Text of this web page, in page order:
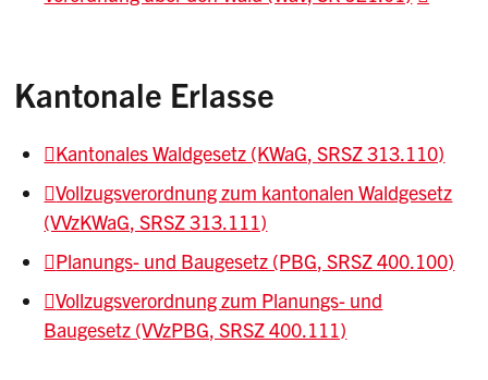
Kantonale Erlasse
Kantonales Waldgesetz (KWaG, SRSZ 313.110)
Vollzugsverordnung zum kantonalen Waldgesetz
(VVzKWaG, SRSZ 313.111)
Planungs- und Baugesetz (PBG, SRSZ 400.100)
Vollzugsverordnung zum Planungs- und
Baugesetz (VVzPBG, SRSZ 400.111)